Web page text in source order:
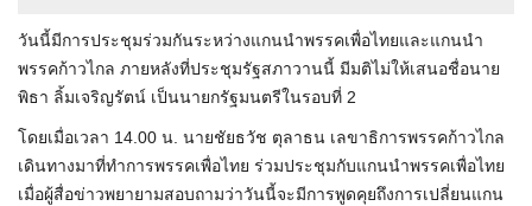
วันนี้มีการประชุมร่วมกันระหว่างแกนนำพรรคเพื่อไทยและแกนนำ
พรรคก้าวไกล ภายหลังที่ประชุมรัฐสภาวานนี้ มีมติไม่ให้เสนอชื่อนาย
พิธา ลิ้มเจริญรัตน์ เป็นนายกรัฐมนตรีในรอบที่ 2
โดยเมื่อเวลา 14.00 น. นายชัยธวัช ตุลาธน เลขาธิการพรรคก้าวไกล
เดินทางมาที่ทำการพรรคเพื่อไทย ร่วมประชุมกับแกนนำพรรคเพื่อไทย
เมื่อผู้สื่อข่าวพยายามสอบถามว่าวันนี้จะมีการพูดคุยถึงการเปลี่ยนแกน